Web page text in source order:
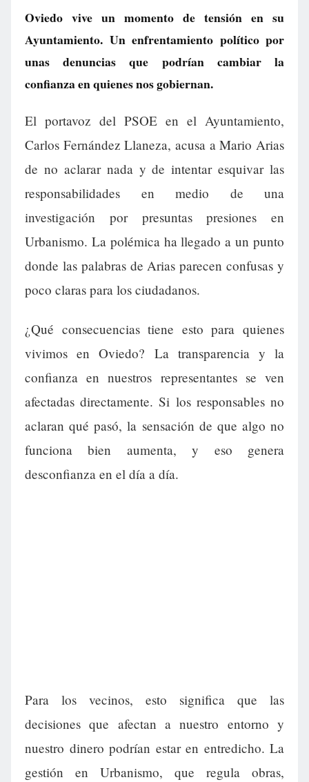
Oviedo vive un momento de tensión en su
Ayuntamiento. Un enfrentamiento político por
unas denuncias que podrían cambiar la
confianza en quienes nos gobiernan.
El portavoz del PSOE en el Ayuntamiento,
Carlos Fernández Llaneza, acusa a Mario Arias
de no aclarar nada y de intentar esquivar las
responsabilidades en medio de una
investigación por presuntas presiones en
Urbanismo. La polémica ha llegado a un punto
donde las palabras de Arias parecen confusas y
poco claras para los ciudadanos.
¿Qué consecuencias tiene esto para quienes
vivimos en Oviedo? La transparencia y la
confianza en nuestros representantes se ven
afectadas directamente. Si los responsables no
aclaran qué pasó, la sensación de que algo no
funciona bien aumenta, y eso genera
desconfianza en el día a día.
Para los vecinos, esto significa que las
decisiones que afectan a nuestro entorno y
nuestro dinero podrían estar en entredicho. La
gestión en Urbanismo, que regula obras,